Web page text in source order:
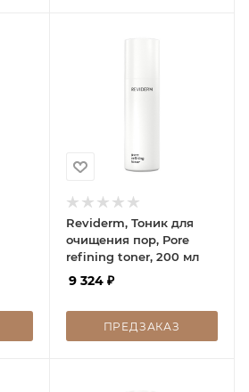
Reviderm, Тоник для
очищения пор, Pore
refining toner, 200 мл
9 324₽
ПРЕДЗАКАЗ